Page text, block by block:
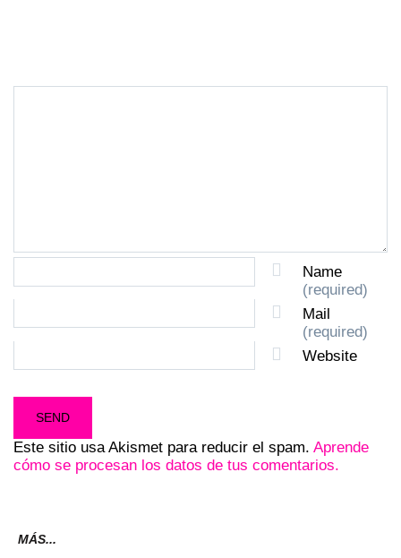
Name
(required)
Mail
(required)
Website
Este sitio usa Akismet para reducir el spam. Aprende
cómo se procesan los datos de tus comentarios.
MÁS...